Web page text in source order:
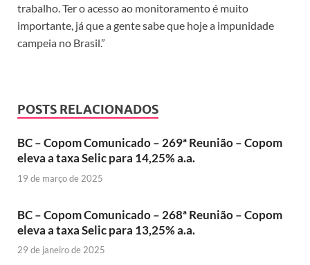
trabalho. Ter o acesso ao monitoramento é muito
importante, já que a gente sabe que hoje a impunidade
campeia no Brasil.”
POSTS RELACIONADOS
BC – Copom Comunicado – 269ª Reunião – Copom
eleva a taxa Selic para 14,25% a.a.
19 de março de 2025
BC – Copom Comunicado – 268ª Reunião – Copom
eleva a taxa Selic para 13,25% a.a.
29 de janeiro de 2025